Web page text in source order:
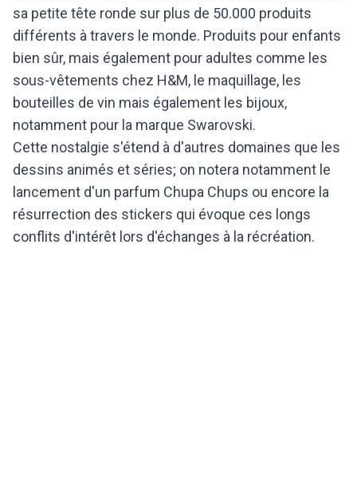
sa petite tête ronde sur plus de 50.000 produits
différents à travers le monde. Produits pour enfants
bien sûr, mais également pour adultes comme les
sous-vêtements chez H&M, le maquillage, les
bouteilles de vin mais également les bijoux,
notamment pour la marque Swarovski.
Cette nostalgie s'étend à d'autres domaines que les
dessins animés et séries; on notera notamment le
lancement d'un parfum Chupa Chups ou encore la
résurrection des stickers qui évoque ces longs
conflits d'intérêt lors d'échanges à la récréation.